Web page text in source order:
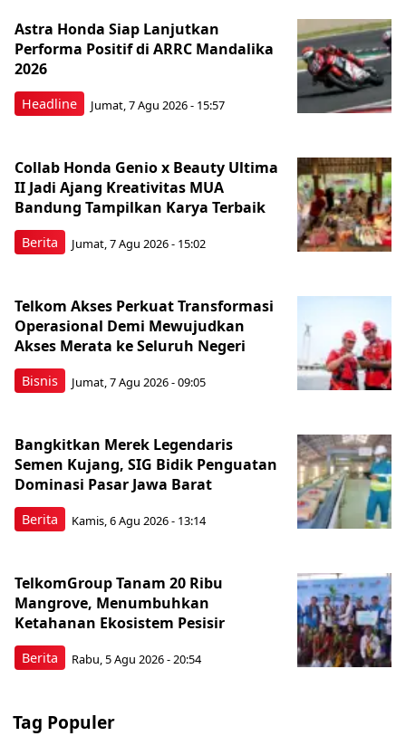
Headline
Astra Honda Siap Lanjutkan
Performa Positif di ARRC Mandalika
2026
Jumat, 7 Agu 2026 - 15:57
Berita
Collab Honda Genio x Beauty Ultima
II Jadi Ajang Kreativitas MUA
Bandung Tampilkan Karya Terbaik
Jumat, 7 Agu 2026 - 15:02
Bisnis
Telkom Akses Perkuat Transformasi
Operasional Demi Mewujudkan
Akses Merata ke Seluruh Negeri
Jumat, 7 Agu 2026 - 09:05
Berita
Bangkitkan Merek Legendaris
Semen Kujang, SIG Bidik Penguatan
Dominasi Pasar Jawa Barat
Kamis, 6 Agu 2026 - 13:14
Berita
TelkomGroup Tanam 20 Ribu
Mangrove, Menumbuhkan
Ketahanan Ekosistem Pesisir
Rabu, 5 Agu 2026 - 20:54
Tag Populer